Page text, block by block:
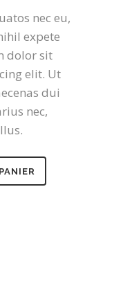
nec eu,
expete
dolor sit
elit. Ut
dui
nec,